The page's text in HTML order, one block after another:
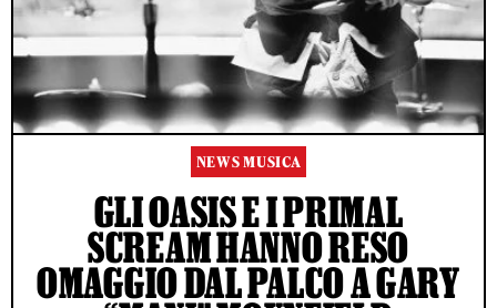
NEWS MUSICA
GLI OASIS E I PRIMAL
SCREAM HANNO RESO
OMAGGIO DAL PALCO A GARY